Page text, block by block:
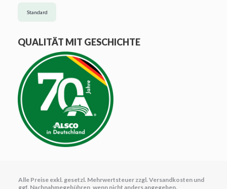
Standard
QUALITÄT MIT GESCHICHTE
Alle Preise exkl. gesetzl. Mehrwertsteuer zzgl. Versandkosten und
ggf. Nachnahmegebühren, wenn nicht anders angegeben.